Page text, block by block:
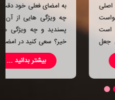
به امضای فعلی خود دقت کنید.
چه ویژگی هایی از آن را می
پسندید و چه ویژگی هایی را
خیر؟ سعی کنید در امضای خود
بر نام و نام خانودگی تان تاکید
بیشتری داشته باشید. فراموش
نکنید که امضاهای ساده توسط
بیشتر بدانید ...